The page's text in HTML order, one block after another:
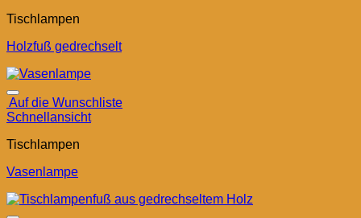
Tischlampen
Holzfuß gedrechselt
Auf die Wunschliste
Schnellansicht
Tischlampen
Vasenlampe